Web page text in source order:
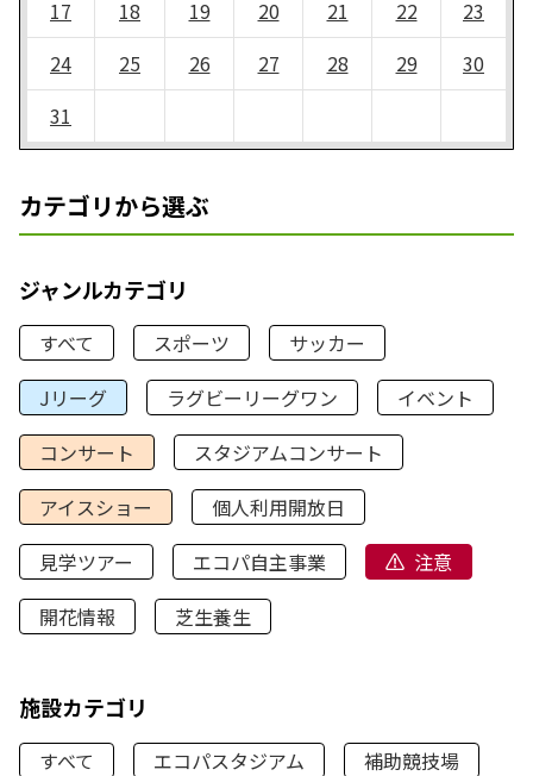
17
18 19 20 21 22
23
24
25 26 27 28 29
30
31
カテゴリから選ぶ
ジャンルカテゴリ
すべて スポーツ
サッカー
Jリーグ
ラグビーリーグワン
イベント
コンサート
スタジアムコンサート
アイスショー
個人利用開放日
見学ツアー
エコパ自主事業
注意
開花情報
芝生養生
施設カテゴリ
すべて エコパスタジアム
補助競技場